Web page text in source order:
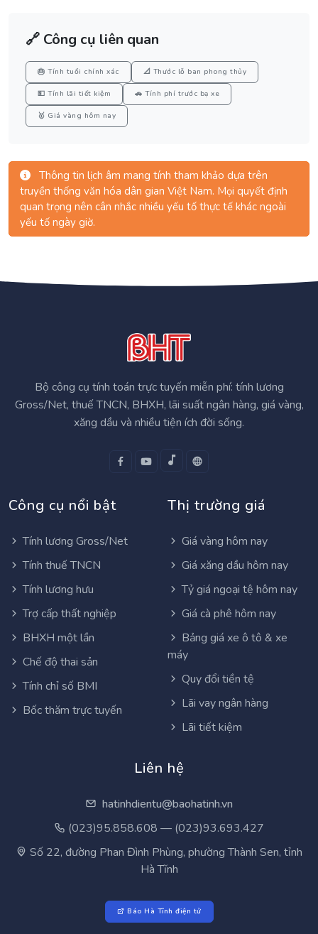
🔗 Công cụ liên quan
🎂 Tính tuổi chính xác 📐 Thước lỗ ban phong thủy
💵 Tính lãi tiết kiệm 🚗 Tính phí trước bạ xe
🥇 Giá vàng hôm nay
Thông tin lịch âm mang tính tham khảo dựa trên
truyền thống văn hóa dân gian Việt Nam. Mọi quyết định
quan trọng nên cân nhắc nhiều yếu tố thực tế khác ngoài
yếu tố ngày giờ.
Bộ công cụ tính toán trực tuyến miễn phí: tính lương
Gross/Net, thuế TNCN, BHXH, lãi suất ngân hàng, giá vàng,
xăng dầu và nhiều tiện ích đời sống.
Công cụ nổi bật
Tính lương Gross/Net
Tính thuế TNCN
Tính lương hưu
Trợ cấp thất nghiệp
BHXH một lần
Chế độ thai sản
Tính chỉ số BMI
Bốc thăm trực tuyến
Thị trường giá
Giá vàng hôm nay
Giá xăng dầu hôm nay
Tỷ giá ngoại tệ hôm nay
Giá cà phê hôm nay
Bảng giá xe ô tô & xe
máy
Quy đổi tiền tệ
Lãi vay ngân hàng
Lãi tiết kiệm
Liên hệ
hatinhdientu@baohatinh.vn
(023)95.858.608 — (023)93.693.427
Số 22, đường Phan Đình Phùng, phường Thành Sen, tỉnh
Hà Tĩnh
Báo Hà Tĩnh điện tử